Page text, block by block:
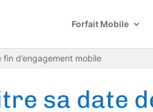
Forfait Mobile
d’engagement mobile
sa date